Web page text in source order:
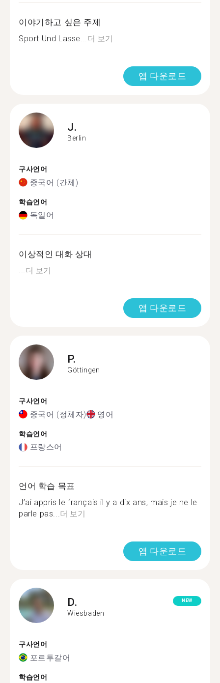
이야기하고 싶은 주제
Sport Und Lasse...더 보기
앱 다운로드
J.
Berlin
구사언어
중국어 (간체)
학습언어
독일어
이상적인 대화 상대
...더 보기
앱 다운로드
P.
Göttingen
구사언어
중국어 (정체자) 영어
학습언어
프랑스어
언어 학습 목표
J’ai appris le français il y a dix ans, mais je ne le
parle pas...더 보기
앱 다운로드
D.
Wiesbaden
NEW
구사언어
포르투갈어
학습언어